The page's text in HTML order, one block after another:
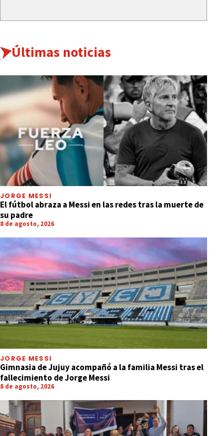
Últimas noticias
JORGE MESSI
El fútbol abraza a Messi en las redes tras la muerte de
su padre
8 de agosto, 2026
JORGE MESSI
Gimnasia de Jujuy acompañó a la familia Messi tras el
fallecimiento de Jorge Messi
8 de agosto, 2026